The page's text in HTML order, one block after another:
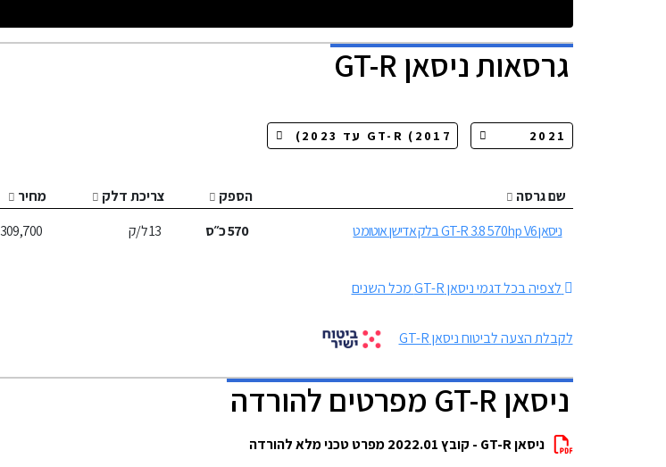
גרסאותניסאן GT-R
שם גרסה הספק צריכת דלק מחיר
ניסאן GT-R 3.8 570hp V6 בלק אדישן אוטומט
570כ״ס 13ל/ק 309,700 ₪
לצפיה בכל דגמי ניסאן GT-R מכל השנים
לקבלת הצעה לביטוח ניסאן GT-R
ניסאן GT-R מפרטים להורדה
ניסאן GT-R - קובץ 2022.01 מפרט טכני מלא להורדה